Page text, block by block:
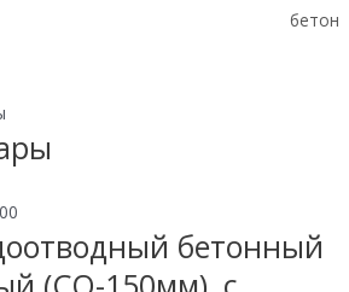
бетон
бетонный